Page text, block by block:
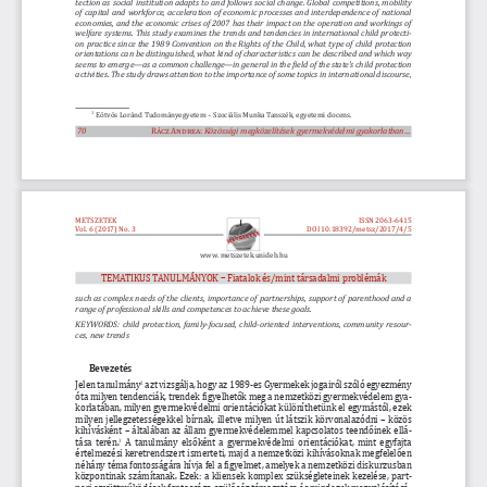
70 Rácz Andrea: Közösségi megközelítések gyermekvédelmi gyakorlatban...
of capital and workforce, acceleration of economic processes and interdependence of national
economies, and the economic crises of 2007 has their impact on the operation and workings of
welfare systems. This study examines the trends and tendencies in international child protecti-
on practice since the 1989 Convention on the Rights of the Child, what type of child protection
orientations can be distinguished, what kind of characteristics can be described and which way
seems to emerge—as a common challenge—in general in the field of the state’s child protection
activities. The study draws attention to the importance of some topics in international discourse,
1 Eötvös Loránd Tudományegyetem – Szociális Munka Tanszék, egyetemi docens.
METSZETEK
Vol. 6 (2017) No. 3
ISSN 2063-6415
DOI10.18392/metsz/2017/4/5
www. metszetek.unideb.hu
TEMATIKUS TANULMÁNYOK – Fiatalok és/mint társadalmi problémák
such as complex needs of the clients, importance of partnerships, support of parenthood and a
range of professional skills and competences to achieve these goals.
KEYWORDS: child protection, family-focused, child-oriented interventions, community resour-
ces, new trends
Bevezetés
Jelen tanulmány2 azt vizsgálja, hogy az 1989-es Gyermekek jogairól szóló egyezmény
óta milyen tendenciák, trendek figyelhetők meg a nemzetközi gyermekvédelem gya-
korlatában, milyen gyermekvédelmi orientációkat különíthetünk el egymástól, ezek
milyen jellegzetességekkel bírnak, illetve milyen út látszik körvonalazódni – közös
kihívásként – általában az állam gyermekvédelemmel kapcsolatos teendőinek ellá-
tása terén.3
A tanulmány elsőként a gyermekvédelmi orientációkat, mint egyfajta
értelmezési keretrendszert ismerteti, majd a nemzetközi kihívásoknak megfelelően
néhány téma fontosságára hívja fel a figyelmet, amelyek a nemzetközi diskurzusban
központinak számítanak. Ezek: a kliensek komplex szükségleteinek kezelése, part-